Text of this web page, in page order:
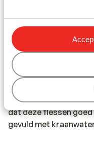
tref je een grote
de internationale
Het water in
gewend bent. Het
drinken. Wij
de supermarkt of in
dat deze flessen
gevuld met